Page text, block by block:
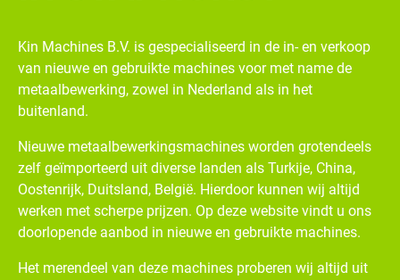
Kin Machines B.V. is gespecialiseerd in de in- en verkoop
van nieuwe en gebruikte machines voor met name de
metaalbewerking, zowel in Nederland als in het
buitenland.
Nieuwe metaalbewerkingsmachines worden grotendeels
zelf geïmporteerd uit diverse landen als Turkije, China,
Oostenrijk, Duitsland, België. Hierdoor kunnen wij altijd
werken met scherpe prijzen. Op deze website vindt u ons
doorlopende aanbod in nieuwe en gebruikte machines.
Het merendeel van deze machines proberen wij altijd uit